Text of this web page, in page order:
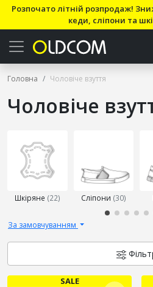
Розпочато літній розпродаж!
кеди, сліпони та
Головна Чоловіче взуття
Чоловіче
підкатегорію
Шкіряне (22) Сліпони (30)
За замовчуванням
SALE